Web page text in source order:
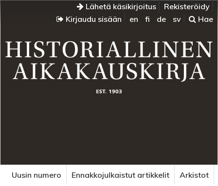
Lähetä käsikirjoitus
Rekisteröidy
Kirjaudu sisään
en fi de sv Hae
Uusin numero Ennakkojulkaistut artikkelit
Arkistot